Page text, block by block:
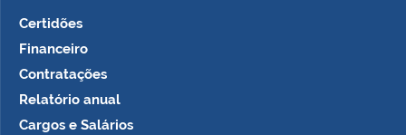
Certidões
Financeiro
Contratações
Relatório anual
Cargos e Salários